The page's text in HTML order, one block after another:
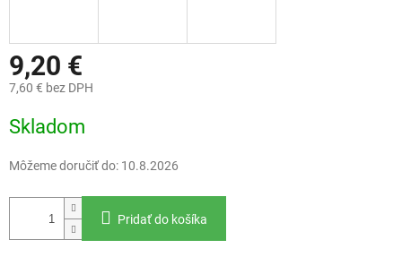
9,20 €
7,60 € bez DPH
cena:
Skladom
Môžeme doručiť do: 10.8.2026
Pridať do košíka